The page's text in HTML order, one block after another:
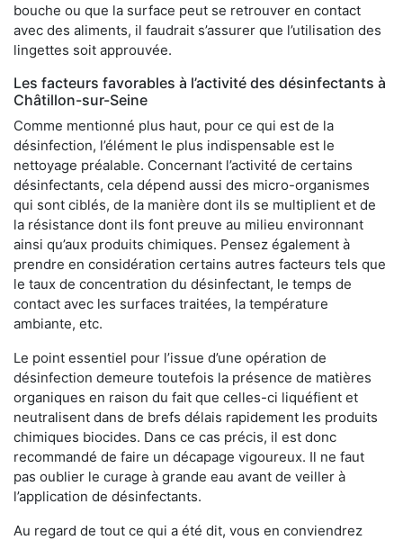
bouche ou que la surface peut se retrouver en contact
avec des aliments, il faudrait s’assurer que l’utilisation des
lingettes soit approuvée.
Les facteurs favorables à l’activité des désinfectants à
Châtillon-sur-Seine
Comme mentionné plus haut, pour ce qui est de la
désinfection, l’élément le plus indispensable est le
nettoyage préalable. Concernant l’activité de certains
désinfectants, cela dépend aussi des micro-organismes
qui sont ciblés, de la manière dont ils se multiplient et de
la résistance dont ils font preuve au milieu environnant
ainsi qu’aux produits chimiques. Pensez également à
prendre en considération certains autres facteurs tels que
le taux de concentration du désinfectant, le temps de
contact avec les surfaces traitées, la température
ambiante, etc.
Le point essentiel pour l’issue d’une opération de
désinfection demeure toutefois la présence de matières
organiques en raison du fait que celles-ci liquéfient et
neutralisent dans de brefs délais rapidement les produits
chimiques biocides. Dans ce cas précis, il est donc
recommandé de faire un décapage vigoureux. Il ne faut
pas oublier le curage à grande eau avant de veiller à
l’application de désinfectants.
Au regard de tout ce qui a été dit, vous en conviendrez